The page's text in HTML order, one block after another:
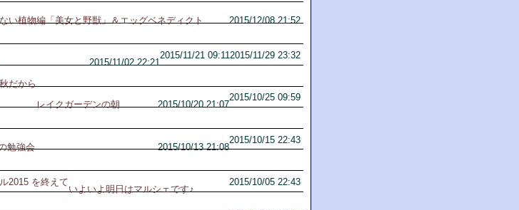
い植物編 2015/12/08 21:52
「美女と野獣」＆エッグベネディクト
2015/11/29 23:32
2015/11/21 09:11
2015/11/02 22:21
秋だから
2015/10/25 09:59
レイクガーデンの朝 2015/10/20 21:07
2015/10/15 22:43
勉強会 2015/10/13 21:08
2015 を終えて 2015/10/05 22:43
いよいよ明日はマルシェです♪